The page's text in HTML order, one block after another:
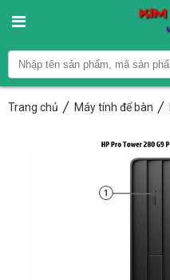
Trang chủ Máy tính để bàn